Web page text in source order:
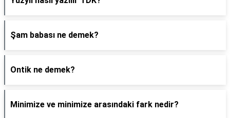
Şam babası ne demek?
Ontik ne demek?
Minimize ve minimize arasındaki fark nedir?